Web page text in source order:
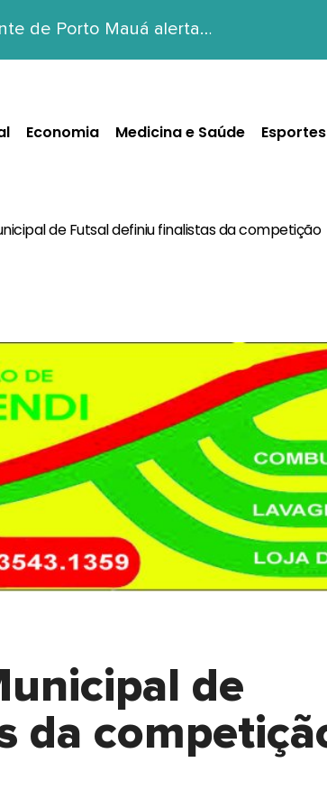
de Porto Mauá alerta…
Economia Medicina e Saúde Esportes
de Futsal definiu finalistas da competição
de
da